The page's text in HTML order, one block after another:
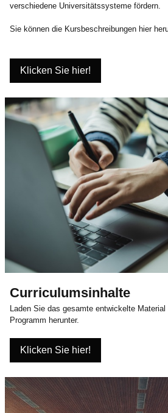
verschiedene Universitätssysteme fördern.
Sie können die Kursbeschreibungen hier
Klicken Sie hier!
Curriculumsinhalte
Laden Sie das gesamte entwickelte
Programm herunter.
Klicken Sie hier!